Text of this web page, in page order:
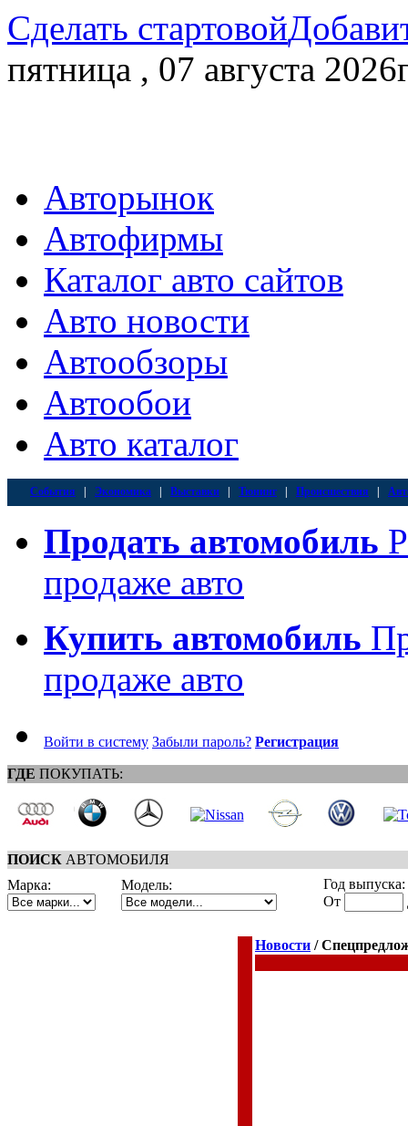
Сделать стартовой
пятница , 07 августа
Авторынок
Автофирмы
Каталог авто сайтов
Авто новости
Автообзоры
Автообои
Авто каталог
События Экономика Выставки Тюнинг Происшествия
Продать автомобиль
продаже авто
Купить автомобиль
продаже авто
Войти в систему Забыли пароль? Регистрация
ГДЕ ПОКУПАТЬ:
ПОИСК АВТОМОБИЛЯ
Марка:
Модель:
Год выпуска:
От
Новости /